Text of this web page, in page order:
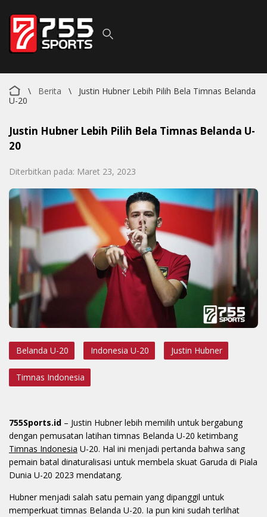
\ Berita \
Justin Hubner Lebih Pilih Bela Timnas Belanda
U-20
Justin Hubner Lebih Pilih Bela Timnas Belanda U-
20
Diterbitkan pada: Maret 23, 2023
Belanda U-20 Indonesia U-20 Justin Hubner
Timnas Indonesia
755Sports.id – Justin Hubner lebih memilih untuk bergabung
dengan pemusatan latihan timnas Belanda U-20 ketimbang
Timnas Indonesia U-20. Hal ini menjadi pertanda bahwa sang
pemain batal dinaturalisasi untuk membela skuat Garuda di Piala
Dunia U-20 2023 mendatang.
Hubner menjadi salah satu pemain yang dipanggil untuk
memperkuat timnas Belanda U-20. Ia pun kini sudah terlihat